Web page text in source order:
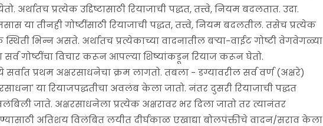
अर्थातच प्रत्येक उद्दिष्टासाठी रियाजाची पद्धत, तत्त्वे, नियम बदलतात. उदा.
या तीनही गोष्टींसाठी रियाजाची पद्धत, तत्त्वे, नियम बदलतील. तसेच प्रत्येक
भिन्न असते. अर्थातच प्रत्येकाच्या वादनातील बऱ्या-वाईट गोष्टी वेगवेगळ्या
गोष्टींचा विचार करून आपल्या शिष्यांकडून रियाज करून घेतो.
प्रथम अक्षरसाधनेचा क्रम लागतो. तबला - डग्यावरील सर्व वर्ण (अक्षरे)
या रियाजपद्धतीचा अवलंब केला जातो. नंतर दुसरी रियाजाची पद्धत
जाते. अक्षरसाधनेला प्रत्येक अक्षरावर भर दिला जातो तर त्यानंतर
अतिशय विलंबित लयीत दीर्घकाळ एखाद्या बोलपंक्तीचे वादन/सराव केला